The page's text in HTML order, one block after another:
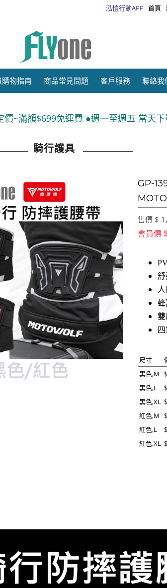
泓愷行動APP 首頁
購物指南 商品常見問題 客戶服務 聯絡我
費 ●週一至週五 當天下單 隔日出貨●
騎行護具
GP-
售價 $
會員價
舒
雙
尺寸
黑色,M
黑色,L
黑色,XL
紅色,M
紅色,L
紅色,XL